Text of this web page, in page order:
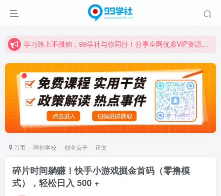
学习路上不孤独，99学社与你同行！分享全网优质VIP资源，炒股教程、创业教程、网络营销教程、自媒体短视频教程等，长期更新各大精品创业项目！
学习路上不孤独，99学社与你同行！分享全网优质VIP资源，炒股教程、创业教程、网络营销教程、自媒体短视频教程等，长期更新各大精品创业项目！
首页 网创学校 创业点子 正文
碎片时间躺赚！快手小游戏掘金首码（零撸模
式），轻松日入 500 +